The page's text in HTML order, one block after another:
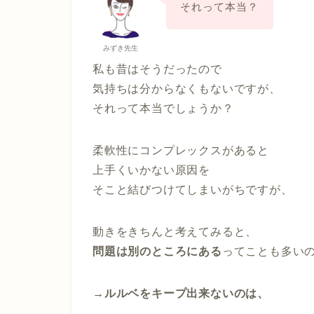
みずき先生
それって本当？
私も昔はそうだったので
気持ちは分からなくもないですが、
それって本当でしょうか？
柔軟性にコンプレックスがあると
上手くいかない原因を
そこと結びつけてしまいがちですが、
動きをきちんと考えてみると、
問題は別のところにある ってことも多い
→ルルベをキープ出来ないのは、